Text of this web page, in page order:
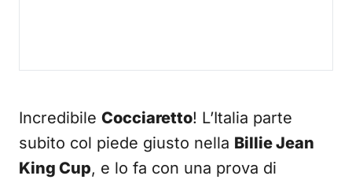
Incredibile Cocciaretto! L’Italia parte
subito col piede giusto nella Billie Jean
King Cup, e lo fa con una prova di